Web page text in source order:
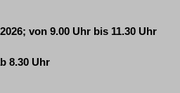
von 9.00 Uhr bis 11.30 Uhr
8.30 Uhr